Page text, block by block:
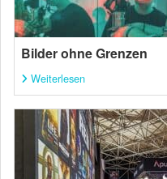
Bilder ohne Grenzen
Weiterlesen